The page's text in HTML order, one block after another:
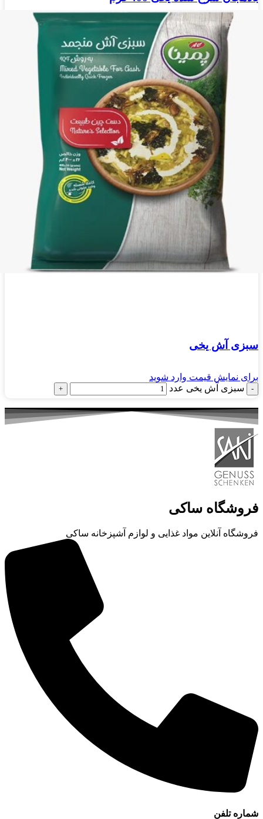
برای نمایش قیمت وارد شوید
بادمجان سرخ شده یخی 400 گرم عدد
افزودن به علاقه مندی ها
سبزی آش يخی
برای نمایش قیمت وارد شوید
سبزی آش يخی عدد
فروشگاه ساکی
فروشگاه آنلاین مواد غذایی و لوازم آشپزخانه ساکی
شماره تلفن